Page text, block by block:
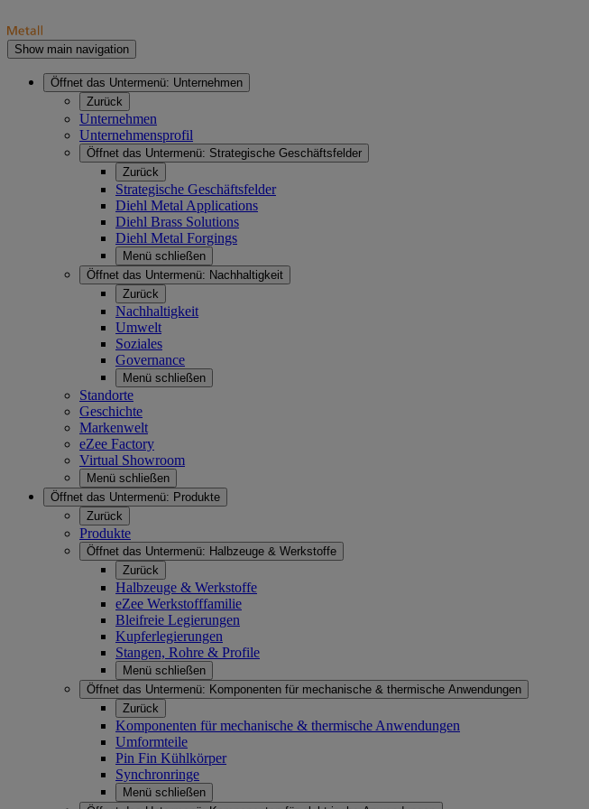
Show main navigation
Öffnet das Untermenü: Unternehmen
Zurück
Unternehmen
Unternehmensprofil
Öffnet das Untermenü: Strategische Geschäftsfelder
Zurück
Strategische Geschäftsfelder
Diehl Metal Applications
Diehl Brass Solutions
Diehl Metal Forgings
Menü schließen
Öffnet das Untermenü: Nachhaltigkeit
Zurück
Nachhaltigkeit
Umwelt
Soziales
Governance
Menü schließen
Standorte
Geschichte
Markenwelt
eZee Factory
Virtual Showroom
Menü schließen
Öffnet das Untermenü: Produkte
Zurück
Produkte
Öffnet das Untermenü: Halbzeuge & Werkstoffe
Zurück
Halbzeuge & Werkstoffe
eZee Werkstofffamilie
Bleifreie Legierungen
Kupferlegierungen
Stangen, Rohre & Profile
Menü schließen
Öffnet das Untermenü: Komponenten für mechanische & thermische Anwendungen
Zurück
Komponenten für mechanische & thermische Anwendungen
Umformteile
Pin Fin Kühlkörper
Synchronringe
Menü schließen